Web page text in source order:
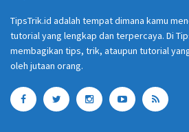
TipsTrik.id adalah tempat dimana kamu
tutorial yang lengkap dan terpercaya. Di
membagikan tips, trik, ataupun tutorial
oleh jutaan orang.